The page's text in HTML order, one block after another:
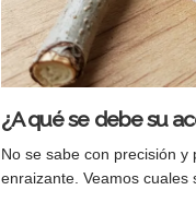
¿A qué se debe su
No se sabe con precisión
enraizante. Veamos cuales